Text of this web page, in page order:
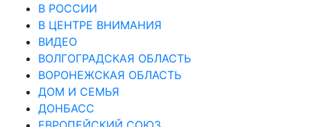
В РОССИИ
В ЦЕНТРЕ ВНИМАНИЯ
ВИДЕО
ВОЛГОГРАДСКАЯ ОБЛАСТЬ
ВОРОНЕЖСКАЯ ОБЛАСТЬ
ДОМ И СЕМЬЯ
ДОНБАСС